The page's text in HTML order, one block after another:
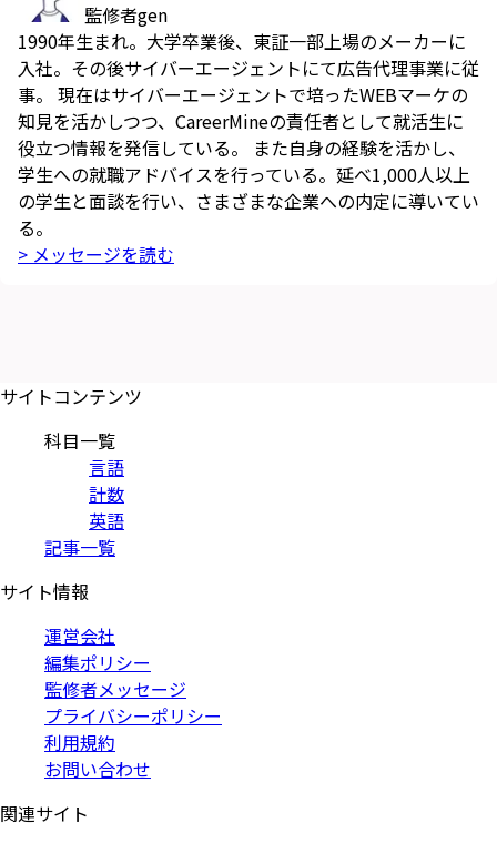
監修者gen
1990年生まれ。大学卒業後、東証一部上場のメーカーに
入社。その後サイバーエージェントにて広告代理事業に従
事。 現在はサイバーエージェントで培ったWEBマーケの
知見を活かしつつ、CareerMineの責任者として就活生に
役立つ情報を発信している。 また自身の経験を活かし、
学生への就職アドバイスを行っている。延べ1,000人以上
の学生と面談を行い、さまざまな企業への内定に導いてい
る。
> メッセージを読む
サイトコンテンツ
科目一覧
言語
計数
英語
記事一覧
サイト情報
運営会社
編集ポリシー
監修者メッセージ
プライバシーポリシー
利用規約
お問い合わせ
関連サイト